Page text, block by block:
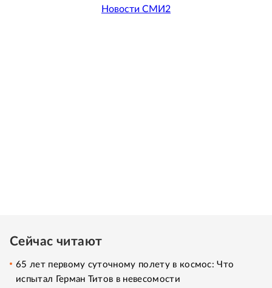
Новости СМИ2
Сейчас читают
65 лет первому суточному полету в космос: Что
испытал Герман Титов в невесомости